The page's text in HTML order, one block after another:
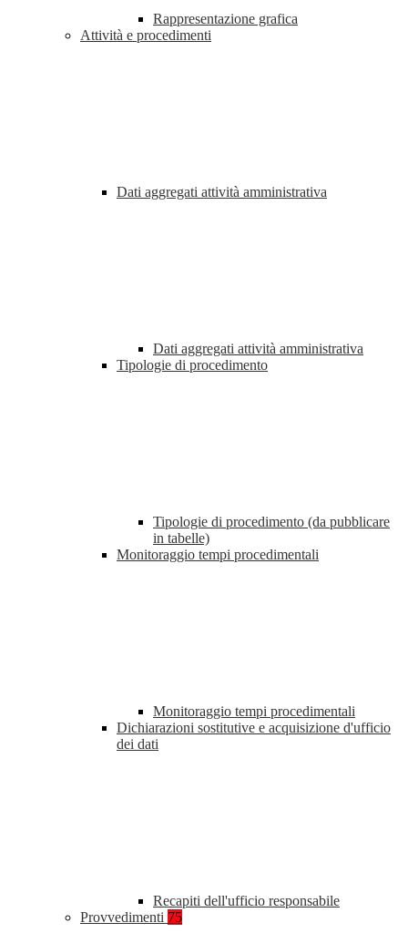
Rappresentazione grafica
Attività e procedimenti
Dati aggregati attività amministrativa
Dati aggregati attività amministrativa
Tipologie di procedimento
Tipologie di procedimento (da pubblicare
in tabelle)
Monitoraggio tempi procedimentali
Monitoraggio tempi procedimentali
Dichiarazioni sostitutive e acquisizione d'ufficio
dei dati
Recapiti dell'ufficio responsabile
Provvedimenti 75